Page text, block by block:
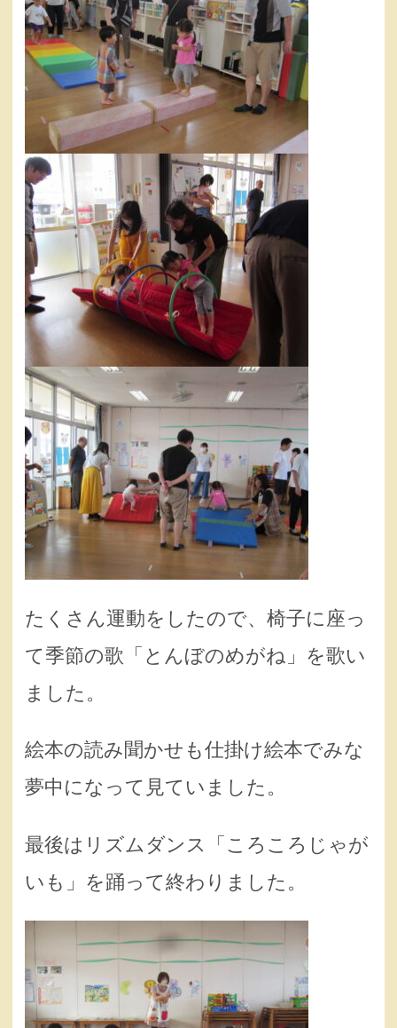
たくさん運動をしたので、椅子に座っ
て季節の歌「とんぼのめがね」を歌い
ました。
絵本の読み聞かせも仕掛け絵本でみな
夢中になって見ていました。
最後はリズムダンス「ころころじゃが
いも」を踊って終わりました。